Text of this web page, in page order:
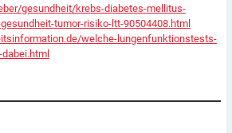
gesundheit/krebs-diabetes-mellitus-
tumor-risiko-ltt-90504408.html
welche-lungenfunktionstests-